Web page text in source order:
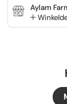
Aylam